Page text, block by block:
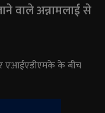
वाले अन्नामलाई से
एआईएडीएमके के बीच